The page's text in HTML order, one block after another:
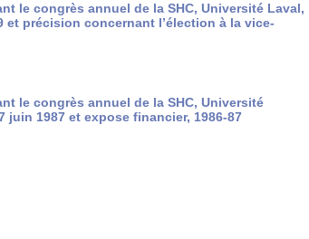
le congrès annuel de la SHC, Université Laval,
et précision concernant l’élection à la vice-
le congrès annuel de la SHC, Université
juin 1987 et expose financier, 1986-87